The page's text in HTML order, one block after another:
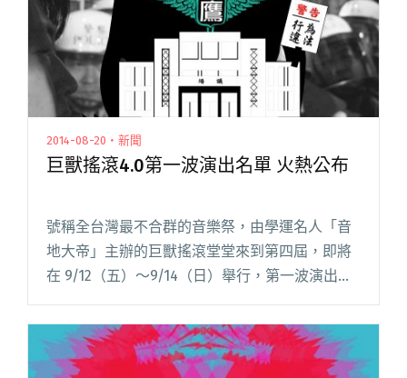
2014-08-20・新聞
巨獸搖滾4.0第一波演出名單 火熱公布
號稱全台灣最不合群的音樂祭，由學運名人「音
地大帝」主辦的巨獸搖滾堂堂來到第四屆，即將
在 9/12（五）～9/14（日）舉行，第一波演出名
單已經公布！